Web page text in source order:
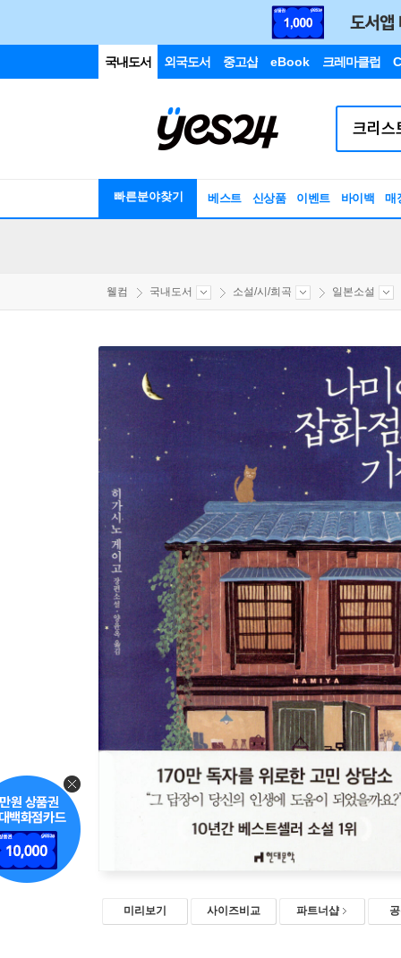
국내도서 외국도서 중고샵 eBook 크레마클럽
빠른분야찾기 베스트 신상품 이벤트 바이백 매
웰컴 국내도서 소설/시/희곡 일본소설
미리보기 사이즈비교 파트너샵